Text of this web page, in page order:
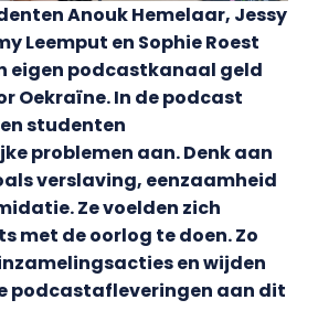
Anouk Hemelaar, Jessy
Leemput en Sophie Roest
eigen podcastkanaal geld
Oekraïne. In de podcast
studenten
problemen aan. Denk aan
verslaving, eenzaamheid
Ze voelden zich
met de oorlog te doen. Zo
en wijden
podcastafleveringen aan dit